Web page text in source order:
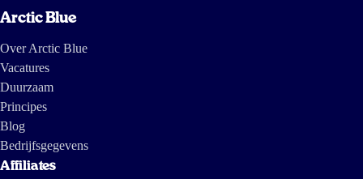
Arctic Blue
Over Arctic Blue
Vacatures
Duurzaam
Principes
Blog
Bedrijfsgegevens
Affiliates